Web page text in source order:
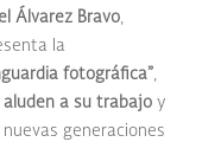
Álvarez Bravo,
la
fotográfica”,
a su trabajo y
generaciones